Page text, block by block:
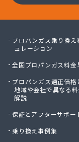
小篠酸素株式会
小島不動産
小野崎燃料設備
松島ガス株式会
上都賀プロパン
神山液化ガス
須田商事株式会社
プロパンガス乗り換え
ュレーション
全国プロパンガス料金
プロパンガス適正価格
地域や会社で異なる
解説
保証とアフターサポー
乗り換え事例集